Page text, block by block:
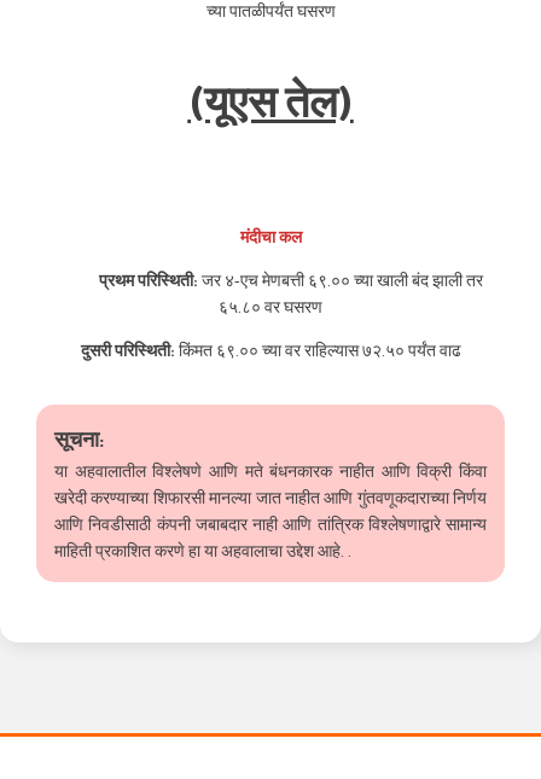
च्या पातळीपर्यंत घसरण
(यूएस तेल)
मंदीचा कल
प्रथम परिस्थिती: जर ४-एच मेणबत्ती ६९.०० च्या खाली बंद झाली तर
६५.८० वर घसरण
दुसरी परिस्थिती: किंमत ६९.०० च्या वर राहिल्यास ७२.५० पर्यंत वाढ
सूचना:
या अहवालातील विश्लेषणे आणि मते बंधनकारक नाहीत आणि विक्री किंवा
खरेदी करण्याच्या शिफारसी मानल्या जात नाहीत आणि गुंतवणूकदाराच्या निर्णय
आणि निवडीसाठी कंपनी जबाबदार नाही आणि तांत्रिक विश्लेषणाद्वारे सामान्य
माहिती प्रकाशित करणे हा या अहवालाचा उद्देश आहे. .